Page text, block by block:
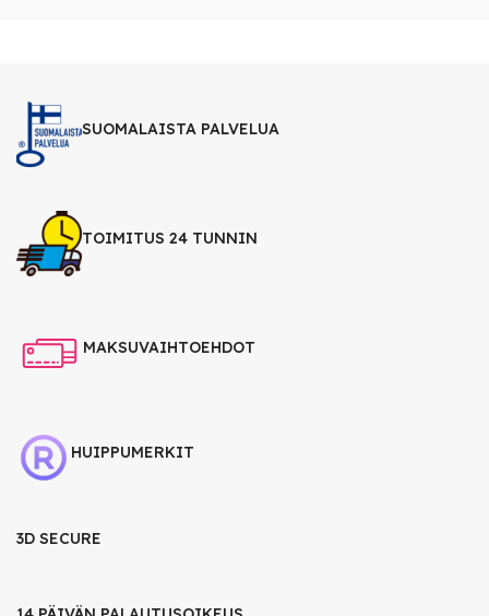
SUOMALAISTA PALVELUA
TOIMITUS 24 TUNNIN
MAKSUVAIHTOEHDOT
HUIPPUMERKIT
3D SECURE